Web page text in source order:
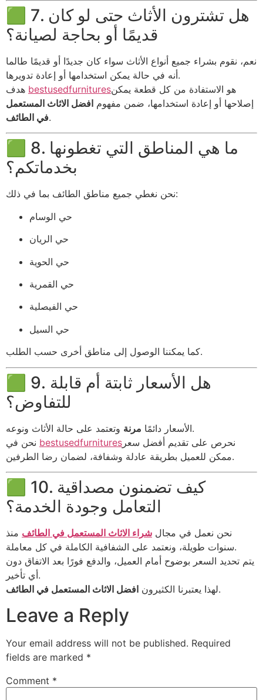
🟩 7. هل تشترون الأثاث حتى لو كان
قديمًا أو بحاجة لصيانة؟
نعم، نقوم بشراء جميع أنواع الأثاث سواء كان جديدًا أو قديمًا طالما
أنه في حالة يمكن استخدامها أو إعادة تدويرها.
bestusedfurnituresهو الاستفادة من كل قطعة يمكن
إصلاحها أو إعادة استخدامها، ضمن مفهوم افضل الاثاث المستعمل
في الطائف.
🟩 8. ما هي المناطق التي تغطونها
بخدماتكم؟
نحن نغطي جميع مناطق الطائف بما في ذلك:
حي الوسام
حي الريان
حي الحوية
حي القمرية
حي الفيصلية
حي السيل
كما يمكننا الوصول إلى مناطق أخرى حسب الطلب.
🟩 9. هل الأسعار ثابتة أم قابلة
للتفاوض؟
الأسعار دائمًا مرنة
وتعتمد على حالة الأثاث ونوعه.
bestusedfurnitures نحرص على تقديم أفضل سعر
ممكن للعميل بطريقة عادلة وشفافة، لضمان رضا الطرفين.
🟩 10. كيف تضمنون مصداقية
التعامل وجودة الخدمة؟
نحن نعمل في مجال شراء الاثاث المستعمل في الطائف منذ
سنوات طويلة، ونعتمد على الشفافية الكاملة في كل معاملة.
يتم تحديد السعر بوضوح أمام العميل، والدفع فورًا بعد الاتفاق دون
أي تأخير.
لهذا يعتبرنا الكثيرون افضل الاثاث المستعمل في الطائف .
Leave a Reply
Your email address will not be published. Required
fields are marked *
Comment *